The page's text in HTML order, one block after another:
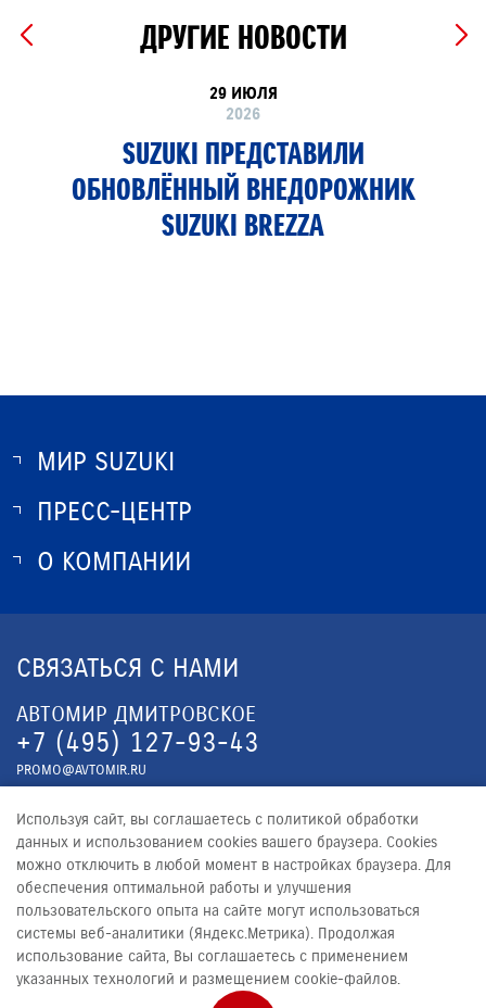
ДРУГИЕ НОВОСТИ
29 ИЮЛЯ
2026
SUZUKI ПРЕДСТАВИЛИ
ОБНОВЛЁННЫЙ ВНЕДОРОЖНИК
SUZUKI BREZZA
МИР SUZUKI
О SUZUKI
ОПТОВЫЕ ПРОДАЖИ ЗАПЧАСТЕЙ
ПРЕСС-ЦЕНТР
НОВОСТИ
О КОМПАНИИ
ЮРИДИЧЕСКАЯ ИНФОРМАЦИЯ
СВЯЗАТЬСЯ С НАМИ
АВТОМИР ДМИТРОВСКОЕ
+7 (495) 127-93-43
PROMO@AVTOMIR.RU
АВТОМИР ИРКУТСКАЯ
+7 (495) 127-85-34
PROMO@AVTOMIR.RU
© 2026
Используя сайт, вы соглашаетесь с политикой обработки
данных и использованием cookies вашего браузера. Cookies
можно отключить в любой момент в настройках браузера. Для
обеспечения оптимальной работы и улучшения
пользовательского опыта на сайте могут использоваться
системы веб-аналитики (Яндекс.Метрика). Продолжая
использование сайта, Вы соглашаетесь с применением
указанных технологий и размещением cookie-файлов.